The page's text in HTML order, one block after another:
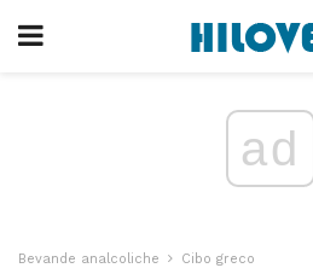
ad
Bevande analcoliche Cibo greco